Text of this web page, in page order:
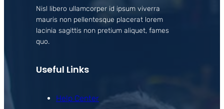
Nisl libero ullamcorper id ipsum viverra
mauris non pellentesque placerat lorem
lacinia sagittis non pretium aliquet, fames
quo.
Useful Links
Help Center